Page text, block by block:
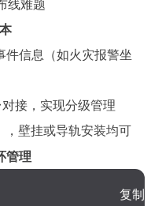
线难题
件信息（如火灾报警坐
接，实现分级管理
壁挂或导轨安装均可
管理
复制